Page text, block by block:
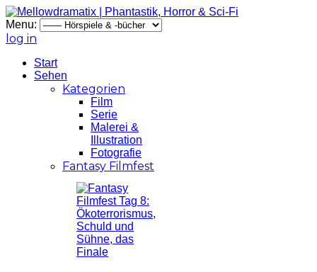
Menu:
log in
Start
Sehen
Kategorien
Film
Serie
Malerei &
Illustration
Fotografie
Fantasy Filmfest